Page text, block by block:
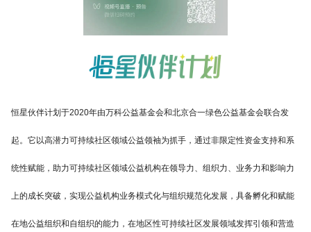
恒星伙伴计划于2020年由万科公益基金会和北京合一绿色公益基金会联合发
起。它以高潜力可持续社区领域公益领袖为抓手，通过非限定性资金支持和系
统性赋能，助力可持续社区领域公益机构在领导力、组织力、业务力和影响力
上的成长突破，实现公益机构业务模式化与组织规范化发展，具备孵化和赋能
在地公益组织和自组织的能力，在地区性可持续社区发展领域发挥引领和营造